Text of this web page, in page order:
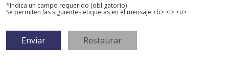
*Indica un campo requerido (obligatorio)
Se permiten las siguientes etiquetas en el mensaje <b> <i> <u>